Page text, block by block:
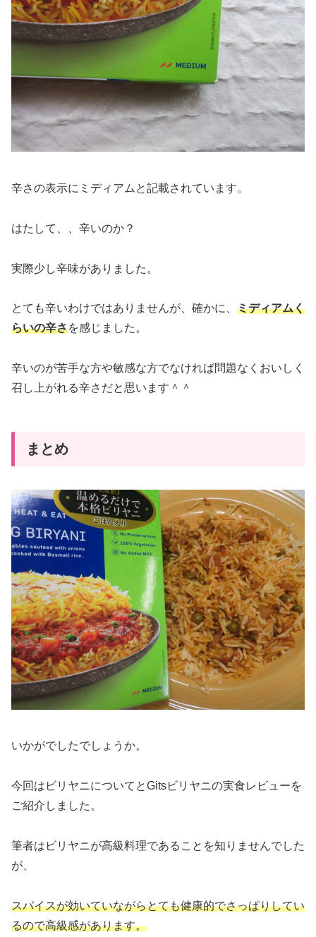
辛さの表示にミディアムと記載されています。
はたして、、辛いのか？
実際少し辛味がありました。
とても辛いわけではありませんが、確かに、 ミディアムく
らいの辛さを感じました。
辛いのが苦手な方や敏感な方でなければ問題なくおいしく
召し上がれる辛さだと思います＾＾
まとめ
いかがでしたでしょうか。
今回はビリヤニについてとGitsビリヤニの実食レビューを
ご紹介しました。
筆者はビリヤニが高級料理であることを知りませんでした
が、
スパイスが効いていながらとても健康的でさっぱりしてい
るので高級感があります。